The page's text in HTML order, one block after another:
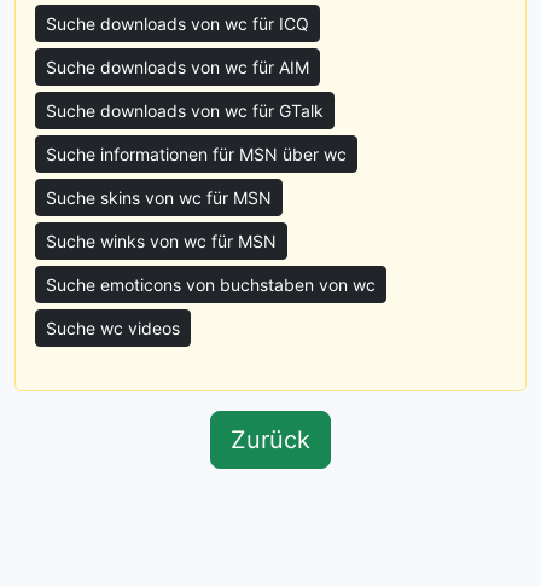
Suche downloads von wc für ICQ
Suche downloads von wc für AIM
Suche downloads von wc für GTalk
Suche informationen für MSN über wc
Suche skins von wc für MSN
Suche winks von wc für MSN
Suche emoticons von buchstaben von wc
Suche wc videos
Zurück